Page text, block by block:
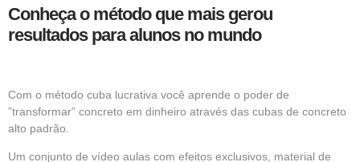
Conheça o método que mais gerou
resultados para alunos no mundo
Com o método cuba lucrativa você aprende o poder de
”transformar” concreto em dinheiro através das cubas de concreto
alto padrão.
Um conjunto de vídeo aulas com efeitos exclusivos, material de